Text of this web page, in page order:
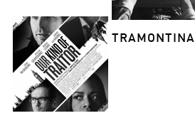
TRAMONTINA